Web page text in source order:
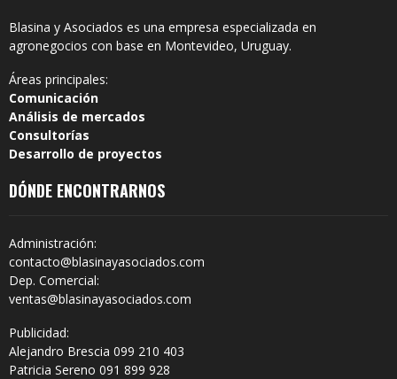
Blasina y Asociados es una empresa especializada en
agronegocios con base en Montevideo, Uruguay.
Áreas principales:
Comunicación
Análisis de mercados
Consultorías
Desarrollo de proyectos
DÓNDE ENCONTRARNOS
Administración:
contacto@blasinayasociados.com
Dep. Comercial:
ventas@blasinayasociados.com
Publicidad:
Alejandro Brescia 099 210 403
Patricia Sereno 091 899 928